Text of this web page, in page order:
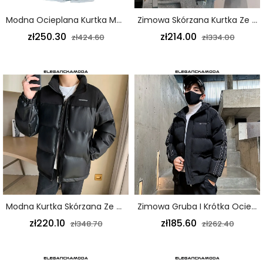
Modna Ocieplana Kurtka Męska Z Modnym Kołnierzem Z Długimi Włosami Plus Size W Kolorze Zielonym
zł250.30 zł424.60
Zimowa Skórzana Kurtka Ze Stójką Gruba I Przystojna Męska Ocieplana Kurtka Puszysta Szara
zł214.00 zł334.00
Modna Kurtka Skórzana Ze Stójką Smukła I Wygodna Kurtka Zimowa Męska Czarna
zł220.10 zł348.70
Zimowa Gruba I Krótka Ocieplana Kurtka Męska Slim Jacket Czarna
zł185.60 zł262.40